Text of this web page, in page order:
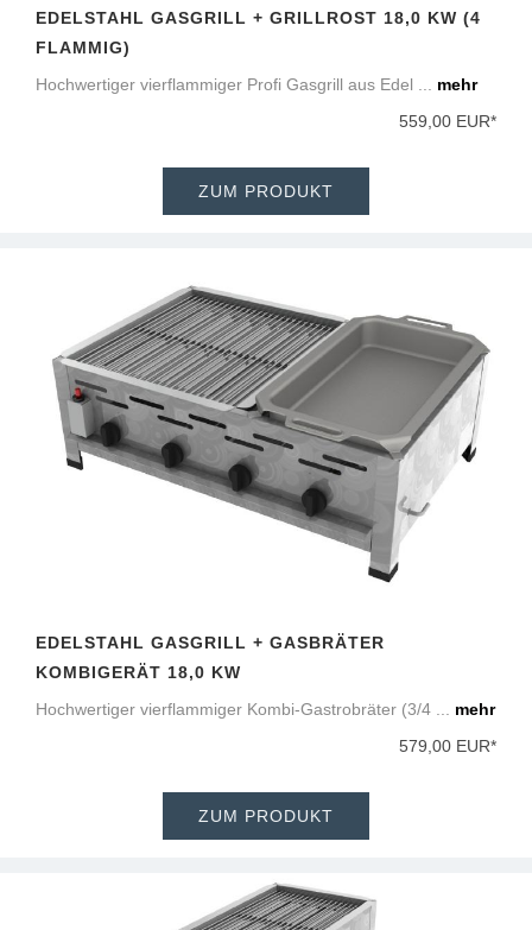
EDELSTAHL GASGRILL + GRILLROST 18,0 KW (4
FLAMMIG)
Hochwertiger vierflammiger Profi Gasgrill aus Edel ... mehr
559,00 EUR*
ZUM PRODUKT
EDELSTAHL GASGRILL + GASBRÄTER
KOMBIGERÄT 18,0 KW
Hochwertiger vierflammiger Kombi-Gastrobräter (3/4 ... mehr
579,00 EUR*
ZUM PRODUKT